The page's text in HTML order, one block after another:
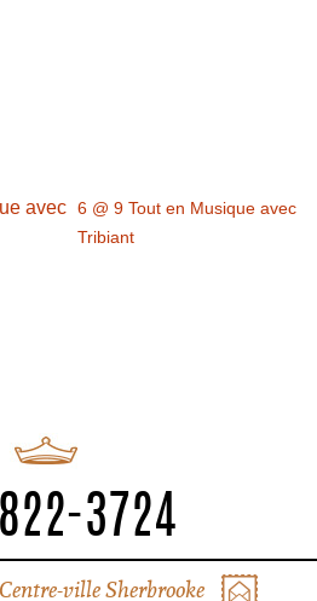
avec 6 @ 9 Tout en Musique avec
Tribiant
3724
ville Sherbrooke